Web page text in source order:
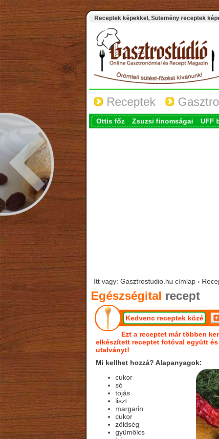
Receptek képekkel, Sütemény receptek
Receptek
Ottis főz Zsuzsi finomságai UFF
Itt vagy: Gasztrostudio.hu címlap ›
Egészségital recept
Kedvenc receptek közé
Ezt a receptet már többen
elkészített receptet fotóval együtt
utalványt!
Mi kellhet hozzá? Alapanyagok:
cukor
só
tojás
liszt
margarin
cukor
zöldség
gyümölcs